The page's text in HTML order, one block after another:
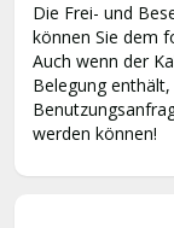
Die Frei- und
können Sie dem
Auch wenn der
Belegung
werden können!